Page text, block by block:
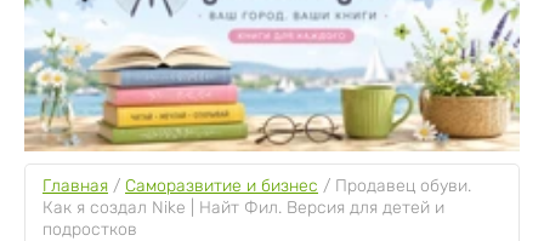
Главная / Саморазвитие и бизнес / Продавец обуви.
Как я создал Nike | Найт Фил. Версия для детей и
подростков